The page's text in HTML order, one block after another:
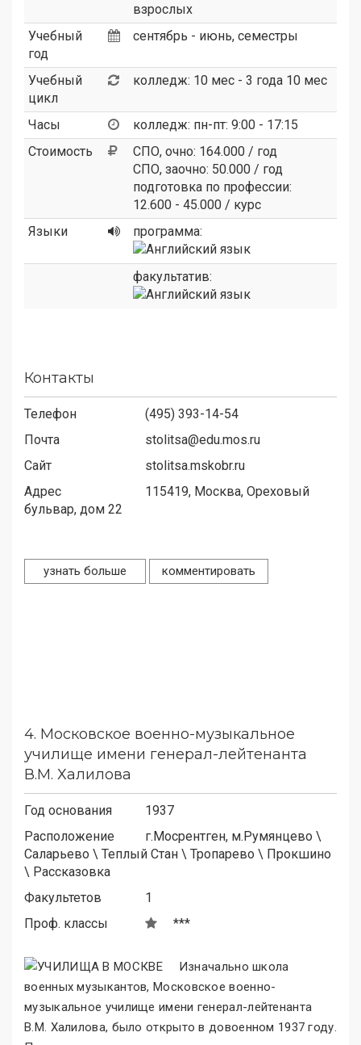
взрослых
Учебный
год
сентябрь - июнь, семестры
Учебный
цикл
колледж: 10 мес - 3 года 10 мес
Часы
колледж: пн-пт: 9:00 - 17:15
Стоимость
СПО, очно: 164.000 / год
СПО, заочно: 50.000 / год
подготовка по профессии:
12.600 - 45.000 / курс
Языки
программа:
факультатив:
Контакты
Телефон
(495) 393-14-54
Почта
stolitsa@edu.mos.ru
Сайт
stolitsa.mskobr.ru
Адрес
115419, Москва, Ореховый
бульвар, дом 22
узнать больше комментировать
4. Московское военно-музыкальное
училище имени генерал-лейтенанта
В.М. Халилова
Год основания
1937
Расположение
г.Мосрентген, м.Румянцево \
Саларьево \ Теплый Стан \ Тропарево \ Прокшино
\ Рассказовка
Факультетов
1
Проф. классы
***
Изначально школа
военных музыкантов, Московское военно-
музыкальное училище имени генерал-лейтенанта
В.М. Халилова, было открыто в довоенном 1937 году.